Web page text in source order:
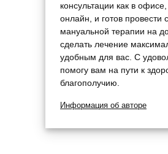
консультации как в офисе,
онлайн, и готов провести
мануальной терапии на
сделать лечение
удобным для вас. С
помогу вам на пути к
благополучию.
Информация об авторе